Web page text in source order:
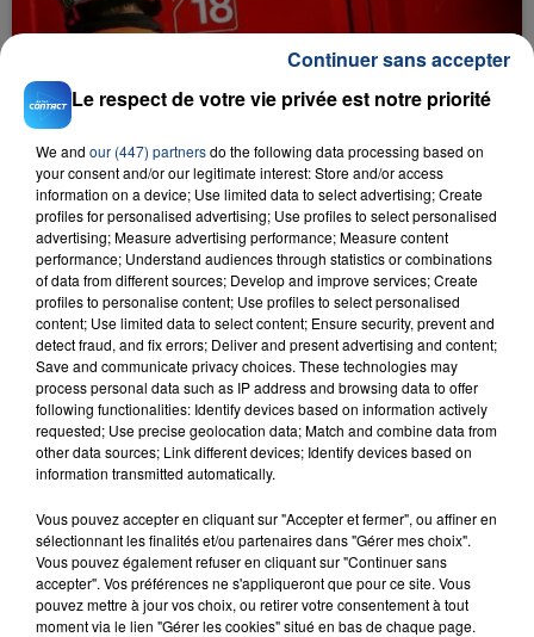
23 juillet 2026
INCENDIE MORTEL À LENS : UNE FEMME ET
SON BÉBÉ ENTRE LA VIE ET LA...
Un homme s'est immolé par le feu après avoir
aspergé sa compagne et leur bébé de trois mois
d'un liquide inflammable.
20 juillet 2026
UNE ADOLESCENTE DEVANT SE FAIRE
OPÉRER DE LA CHEVILLE RESSORT DE LA...
La famille a porté plainte contre la clinique qui a
reconnu sa responsabilité et présenté ses
excuses.
TITRES DIFFUSÉS
Le respect de votre vie privée est notre priorité
We and our (447) partnersdo the following data processing based on
your consent and/or our legitimate interest: Store and/or access
information on a device; Use limited data to select advertising; Create
profiles for personalised advertising; Use profiles to select personalised
advertising; Measure advertising performance; Measure content
performance; Understand audiences through statistics or combinations
of data from different sources; Develop and improve services; Create
profiles to personalise content; Use profiles to select personalised
content; Use limited data to select content; Ensure security, prevent and
detect fraud, and fix errors; Deliver and present advertising and content;
Save and communicate privacy choices. These technologies may
process personal data such as IP address and browsing data to offer
following functionalities: Identify devices based on information actively
requested; Use precise geolocation data; Match and combine data from
other data sources; Link different devices; Identify devices based on
information transmitted automatically.
Vous pouvez accepter en cliquant sur "Accepter et fermer", ou affiner en
sélectionnant les finalités et/ou partenaires dans "Gérer mes choix".
Vous pouvez également refuser en cliquant sur "Continuer sans
accepter". Vos préférences ne s'appliqueront que pour ce site. Vous
pouvez mettre à jour vos choix, ou retirer votre consentement à tout
moment via le lien "Gérer les cookies" situé en bas de chaque page.
Continuer sans accepter